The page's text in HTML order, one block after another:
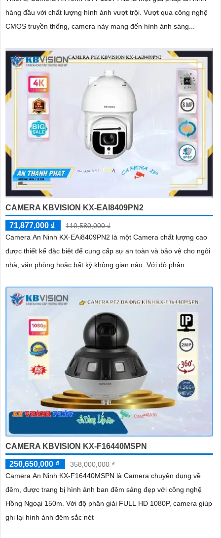
hàng đầu với chất lượng hình ảnh vượt trội. Vượt qua công nghệ
CMOS truyền thống, camera này mang đến hình ảnh sáng...
CAMERA KBVISION KX-EAI8409PN2
71,877,000 ₫
110,580,000 ₫
Camera An Ninh KX-EAi8409PN2 là một Camera chất lượng cao
được thiết kế đặc biệt để cung cấp sự an toàn và bảo vệ cho ngôi
nhà, văn phòng hoặc bất kỳ không gian nào. Với độ phân...
CAMERA KBVISION KX-F16440MSPN
250,650,000 ₫
358,000,000 ₫
Camera An Ninh KX-F16440MSPN là Camera chuyên dụng về
đêm, được trang bị hình ảnh ban đêm sáng đẹp với công nghệ
Hồng Ngoại 150m. Với độ phân giải FULL HD 1080P, camera giúp
ghi lại hình ảnh đêm sắc nét